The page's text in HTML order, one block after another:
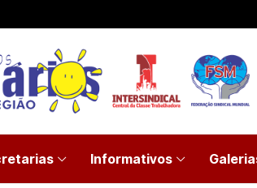
Informativos